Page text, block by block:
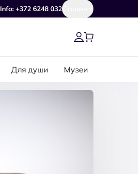
Info: +372 6248 032Страна
Для души Музеи